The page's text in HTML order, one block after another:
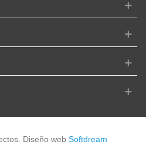
Diseño web Softdream